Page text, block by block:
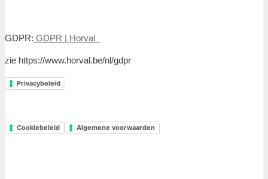
GDPR: GDPR | Horval
zie https://www.horval.be/nl/gdpr
Privacybeleid
Cookiebeleid Algemene voorwaarden